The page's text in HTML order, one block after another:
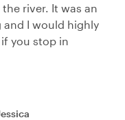
river. It was an
I would highly
you stop in